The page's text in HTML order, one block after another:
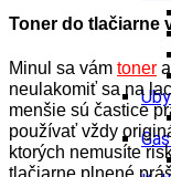
Toner do tlačiarne
Minul sa vám toner
neulakomiť sa na
menšie sú častice
používať vždy
ktorých nemusíte
tlačiarne plnené